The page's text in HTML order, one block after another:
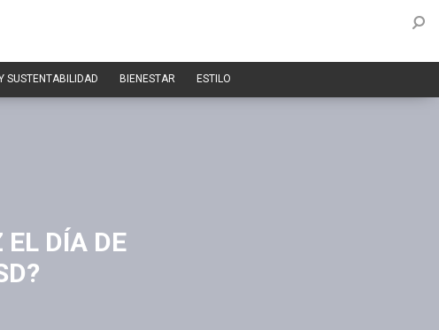
SUSTENTABILIDAD BIENESTAR ESTILO
EL DÍA DE